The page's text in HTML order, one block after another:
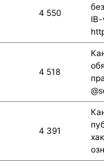
4 550
4 518
4 391